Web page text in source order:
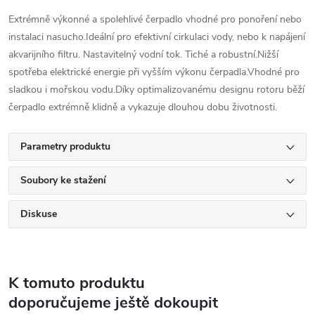
Extrémně výkonné a spolehlivé čerpadlo vhodné pro ponoření nebo
instalaci nasucho.Ideální pro efektivní cirkulaci vody, nebo k napájení
akvarijního filtru. Nastavitelný vodní tok. Tiché a robustní.Nižší
spotřeba elektrické energie při vyšším výkonu čerpadla.Vhodné pro
sladkou i mořskou vodu.Díky optimalizovanému designu rotoru běží
čerpadlo extrémně klidně a vykazuje dlouhou dobu životnosti.
Parametry produktu
Soubory ke stažení
Diskuse
K tomuto produktu
doporučujeme ještě dokoupit